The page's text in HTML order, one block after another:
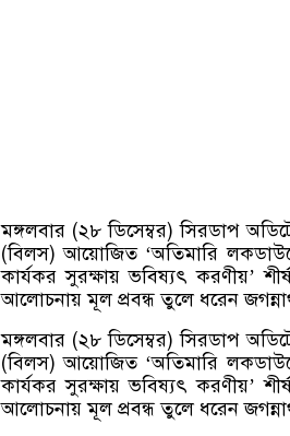
মঙ্গলবার (২৮ ডিসেম্বর) সিরডাপ
(বিলস) আয়োজিত ‘অতিমারি
কার্যকর সুরক্ষায় ভবিষ্যৎ করণীয়’
আলোচনায় মূল প্রবন্ধ তুলে ধরেন
মঙ্গলবার (২৮ ডিসেম্বর) সিরডাপ
(বিলস) আয়োজিত ‘অতিমারি
কার্যকর সুরক্ষায় ভবিষ্যৎ করণীয়’
আলোচনায় মূল প্রবন্ধ তুলে ধরেন